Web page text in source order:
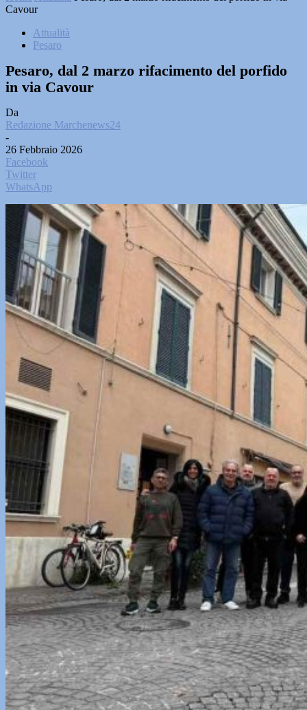
Cavour
Attualità
Pesaro
Pesaro, dal 2 marzo rifacimento del porfido
in via Cavour
Da
Redazione Marchenews24
-
26 Febbraio 2026
Facebook
Twitter
WhatsApp